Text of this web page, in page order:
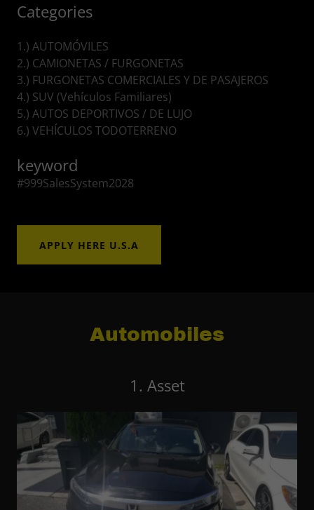
Categories
1.) AUTOMÓVILES
2.) CAMIONETAS / FURGONETAS
3.) FURGONETAS COMERCIALES Y DE PASAJEROS
4.) SUV (Vehículos Familiares)
5.) AUTOS DEPORTIVOS / DE LUJO
6.) VEHÍCULOS TODOTERRENO
keyword
#999SalesSystem2028
APPLY HERE U.S.A
Automobiles
1. Asset